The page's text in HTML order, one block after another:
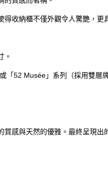
收納櫃不僅外觀令人驚艷，更
。
52 Musée」系列（採用雙層
感與天然的優雅。最終呈現出